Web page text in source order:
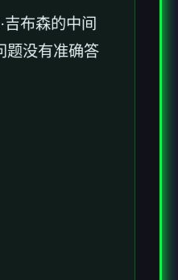
吉布森的中间
题没有准确答